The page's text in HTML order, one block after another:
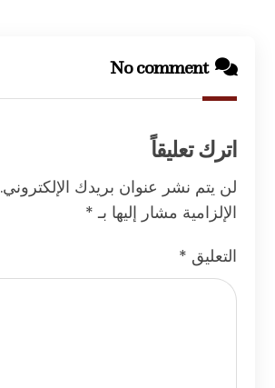
No comment
اترك تعليقاً
لن يتم نشر عنوان بريدك الإلكتروني.
الإلزامية مشار إليها بـ *
التعليق *